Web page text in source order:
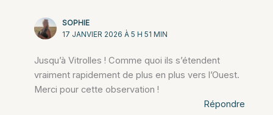
SOPHIE
17 JANVIER 2026 À 5 H 51 MIN
Jusqu’à Vitrolles ! Comme quoi ils s’étendent
vraiment rapidement de plus en plus vers l’Ouest.
Merci pour cette observation !
Répondre